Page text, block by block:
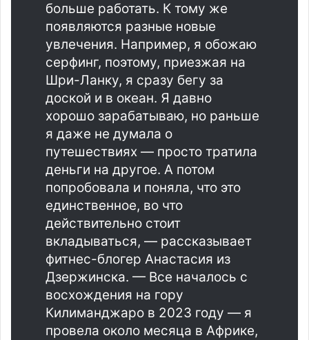
больше работать. К тому же
появляются разные новые
увлечения. Например, я обожаю
серфинг, поэтому, приезжая на
Шри-Ланку, я сразу бегу за
доской и в океан. Я давно
хорошо зарабатываю, но раньше
я даже не думала о
путешествиях — просто тратила
деньги на другое. А потом
попробовала и поняла, что это
единственное, во что
действительно стоит
вкладываться, — рассказывает
фитнес-блогер Анастасия из
Дзержинска. — Все началось с
восхождения на гору
Килиманджаро в 2023 году — я
провела около месяца в Африке,